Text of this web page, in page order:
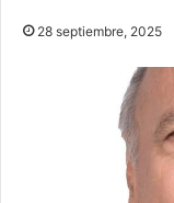
28 septiembre, 2025